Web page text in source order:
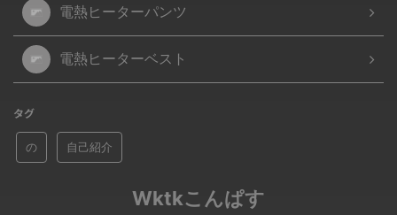
電熱ヒーターパンツ
電熱ヒーターベスト
タグ
の 自己紹介
Wktkこんぱす